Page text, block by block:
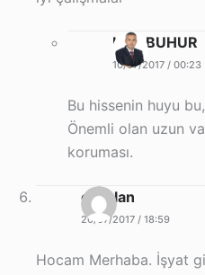
Halil BUHUR
10/07/2017 / 00:23
Bu hissenin huyu
Önemli olan uzun
koruması.
ckaplan
20/07/2017 / 18:59
Hocam Merhaba. İşyat